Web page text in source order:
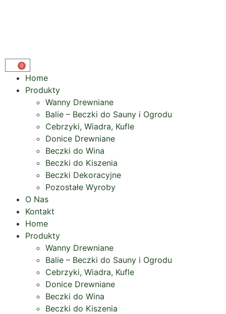
0
Home
Produkty
Wanny Drewniane
Balie – Beczki do Sauny i Ogrodu
Cebrzyki, Wiadra, Kufle
Donice Drewniane
Beczki do Wina
Beczki do Kiszenia
Beczki Dekoracyjne
Pozostałe Wyroby
O Nas
Kontakt
Home
Produkty
Wanny Drewniane
Balie – Beczki do Sauny i Ogrodu
Cebrzyki, Wiadra, Kufle
Donice Drewniane
Beczki do Wina
Beczki do Kiszenia